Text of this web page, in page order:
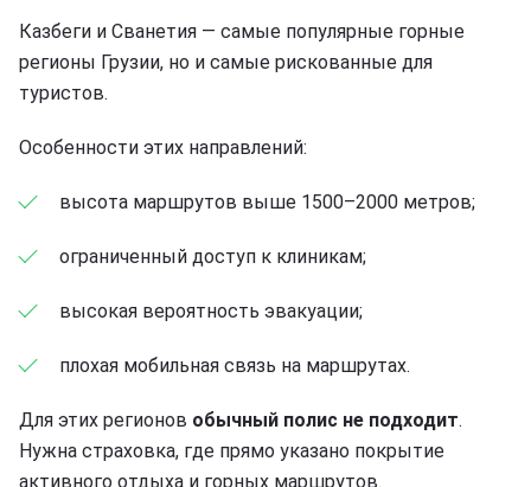
Казбеги и Сванетия — самые популярные горные
регионы Грузии, но и самые рискованные для
туристов.
Особенности этих направлений:
высота маршрутов выше 1500–2000 метров;
ограниченный доступ к клиникам;
высокая вероятность эвакуации;
плохая мобильная связь на маршрутах.
Для этих регионов обычный полис не подходит.
Нужна страховка, где прямо указано покрытие
активного отдыха и горных маршрутов.